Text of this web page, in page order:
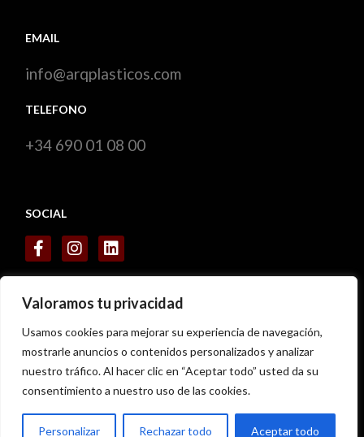
Valoramos tu privacidad
Usamos cookies para mejorar su experiencia de navegación,
mostrarle anuncios o contenidos personalizados y analizar
nuestro tráfico. Al hacer clic en “Aceptar todo” usted da su
consentimiento a nuestro uso de las cookies.
Personalizar Rechazar todo Aceptar todo
EMAIL
info@arqplasticos.com
TELEFONO
+34 690 01 08 00
SOCIAL
CopyrightARQ Plasticos– 2023© – Desarrollado porWORSEO